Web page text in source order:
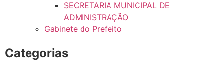
SECRETARIA MUNICIPAL DE
ADMINISTRAÇÃO
Gabinete do Prefeito
Categorias